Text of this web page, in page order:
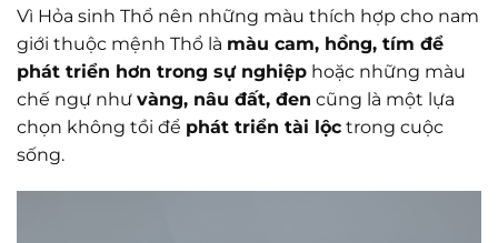
Vì Hỏa sinh Thổ nên những màu thích hợp cho nam
giới thuộc mệnh Thổ là màu cam, hồng, tím để
phát triển hơn trong sự nghiệp hoặc những màu
chế ngự như vàng, nâu đất, đen cũng là một lựa
chọn không tồi để phát triển tài lộc trong cuộc
sống.